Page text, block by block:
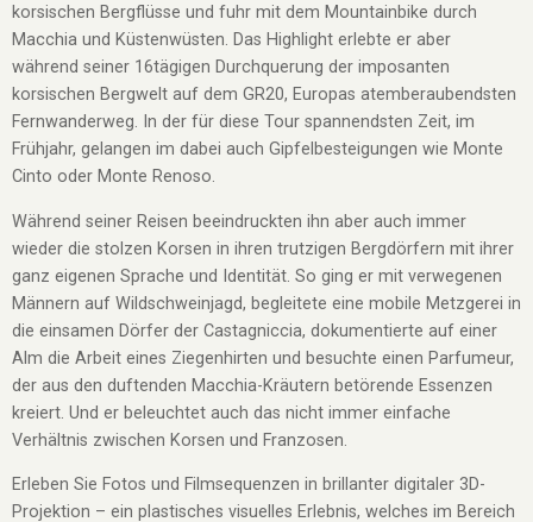
korsischen Bergflüsse und fuhr mit dem Mountainbike durch
Macchia und Küstenwüsten. Das Highlight erlebte er aber
während seiner 16tägigen Durchquerung der imposanten
korsischen Bergwelt auf dem GR20, Europas atemberaubendsten
Fernwanderweg. In der für diese Tour spannendsten Zeit, im
Frühjahr, gelangen im dabei auch Gipfelbesteigungen wie Monte
Cinto oder Monte Renoso.
Während seiner Reisen beeindruckten ihn aber auch immer
wieder die stolzen Korsen in ihren trutzigen Bergdörfern mit ihrer
ganz eigenen Sprache und Identität. So ging er mit verwegenen
Männern auf Wildschweinjagd, begleitete eine mobile Metzgerei in
die einsamen Dörfer der Castagniccia, dokumentierte auf einer
Alm die Arbeit eines Ziegenhirten und besuchte einen Parfumeur,
der aus den duftenden Macchia-Kräutern betörende Essenzen
kreiert. Und er beleuchtet auch das nicht immer einfache
Verhältnis zwischen Korsen und Franzosen.
Erleben Sie Fotos und Filmsequenzen in brillanter digitaler 3D-
Projektion – ein plastisches visuelles Erlebnis, welches im Bereich